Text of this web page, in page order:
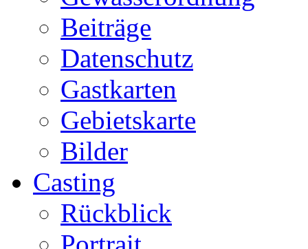
Beiträge
Datenschutz
Gastkarten
Gebietskarte
Bilder
Casting
Rückblick